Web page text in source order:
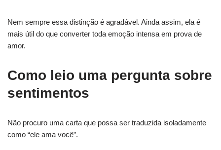
Nem sempre essa distinção é agradável. Ainda assim, ela é
mais útil do que converter toda emoção intensa em prova de
amor.
Como leio uma pergunta sobre
sentimentos
Não procuro uma carta que possa ser traduzida isoladamente
como “ele ama você”.